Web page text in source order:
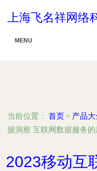
上海飞名祥网络
MENU
当前位置： 首页 > 产品大
据洞察 互联网数据服务
2023移动互